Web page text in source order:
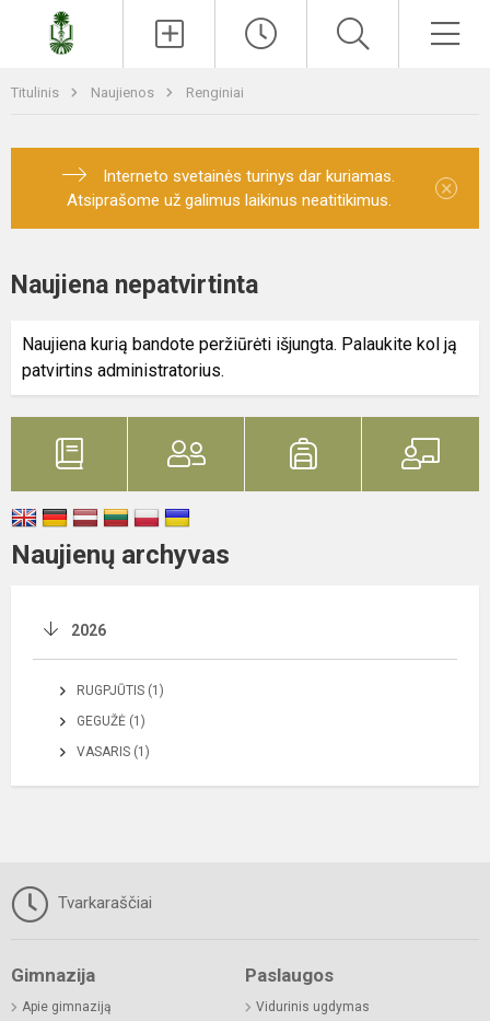
Titulinis Naujienos Renginiai
Interneto svetainės turinys dar kuriamas.
Atsiprašome už galimus laikinus neatitikimus.
×
Naujiena nepatvirtinta
Naujiena kurią bandote peržiūrėti išjungta. Palaukite kol ją
patvirtins administratorius.
Naujienų archyvas
2026
RUGPJŪTIS (1)
GEGUŽĖ (1)
VASARIS (1)
Tvarkaraščiai
Gimnazija
Apie gimnaziją
Paslaugos
Vidurinis ugdymas